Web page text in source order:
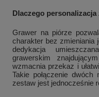
Dlaczego
Grawer na piórze
charakter bez zmieniania
dedykacja
grawerskim
wzmacnia przekaz i
Takie połączenie
zestaw jest jednocześnie